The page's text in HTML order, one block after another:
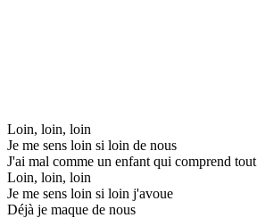
Loin, loin, loin
Je me sens loin si loin de nous
J'ai mal comme un enfant qui comprend tout
Loin, loin, loin
Je me sens loin si loin j'avoue
Déjà je maque de nous